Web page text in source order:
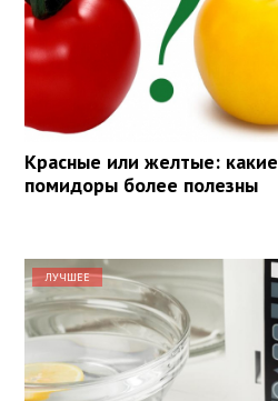
Красные или желтые: какие
помидоры более полезны
ЛУЧШЕЕ